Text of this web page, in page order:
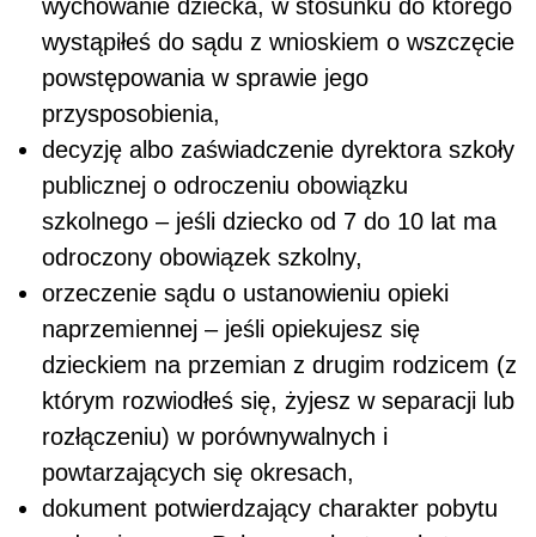
wychowanie dziecka, w stosunku do którego
wystąpiłeś do sądu z wnioskiem o wszczęcie
powstępowania w sprawie jego
przysposobienia,
decyzję albo zaświadczenie dyrektora szkoły
publicznej o odroczeniu obowiązku
szkolnego – jeśli dziecko od 7 do 10 lat ma
odroczony obowiązek szkolny,
orzeczenie sądu o ustanowieniu opieki
naprzemiennej – jeśli opiekujesz się
dzieckiem na przemian z drugim rodzicem (z
którym rozwiodłeś się, żyjesz w separacji lub
rozłączeniu) w porównywalnych i
powtarzających się okresach,
dokument potwierdzający charakter pobytu